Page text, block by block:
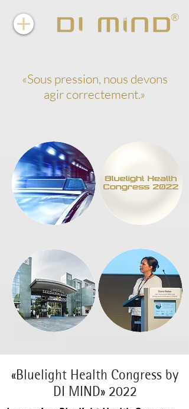
«Sous pression, nous devons
agir correctement.»
«Bluelight Health Congress by
DI MIND» 2022